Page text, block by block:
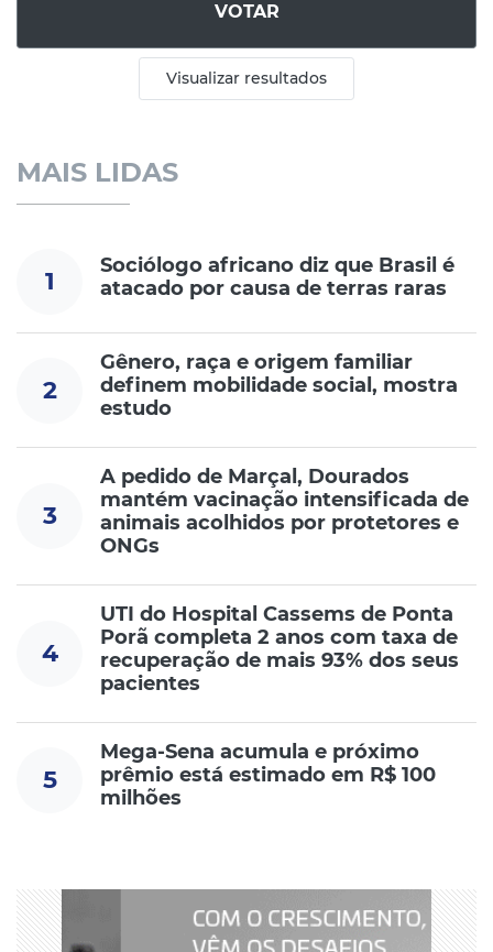
VOTAR
Visualizar resultados
MAIS LIDAS
1
Sociólogo africano diz que Brasil é
atacado por causa de terras raras
2
Gênero, raça e origem familiar
definem mobilidade social, mostra
estudo
3
A pedido de Marçal, Dourados
mantém vacinação intensificada de
animais acolhidos por protetores e
ONGs
4
UTI do Hospital Cassems de Ponta
Porã completa 2 anos com taxa de
recuperação de mais 93% dos seus
pacientes
5
Mega-Sena acumula e próximo
prêmio está estimado em R$ 100
milhões